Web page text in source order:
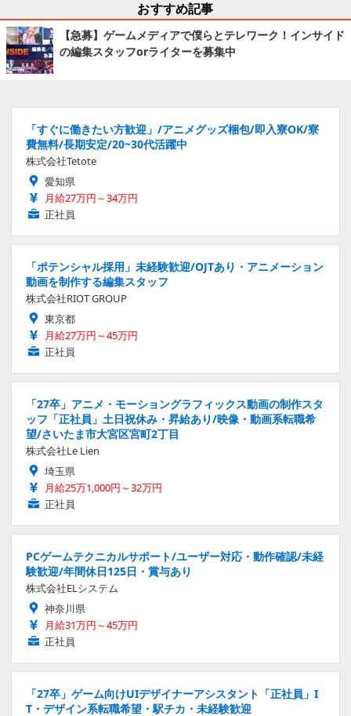
おすすめ記事
【急募】ゲームメディアで僕らとテレワーク！インサイド
の編集スタッフorライターを募集中
「すぐに働きたい方歓迎」/アニメグッズ梱包/即入寮OK/寮
費無料/長期安定/20~30代活躍中
株式会社Tetote
愛知県
月給27万円～34万円
正社員
「ポテンシャル採用」未経験歓迎/OJTあり・アニメーション
動画を制作する編集スタッフ
株式会社RIOT GROUP
東京都
月給27万円～45万円
正社員
「27卒」アニメ・モーショングラフィックス動画の制作スタ
ッフ「正社員」土日祝休み・昇給あり/映像・動画系転職希
望/さいたま市大宮区宮町2丁目
株式会社Le Lien
埼玉県
月給25万1,000円～32万円
正社員
PCゲームテクニカルサポート/ユーザー対応・動作確認/未経
験歓迎/年間休日125日・賞与あり
株式会社ELシステム
神奈川県
月給31万円～45万円
正社員
「27卒」ゲーム向けUIデザイナーアシスタント「正社員」I
T・デザイン系転職希望・駅チカ・未経験歓迎